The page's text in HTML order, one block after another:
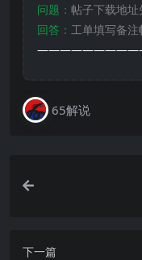
问题： 帖子下载地址
回答： 工单填写备
65解说
下一篇